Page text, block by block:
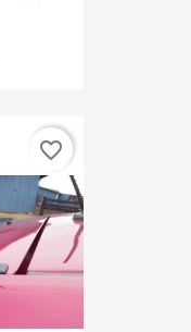
favorite_border